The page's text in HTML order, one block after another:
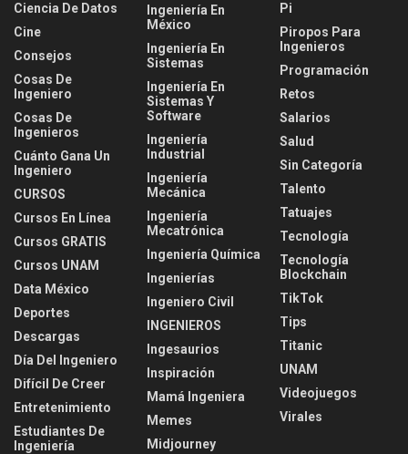
Ciencia De Datos
Cine
Consejos
Cosas De
Ingeniero
Cosas De
Ingenieros
Cuánto Gana Un
Ingeniero
CURSOS
Cursos En Línea
Cursos GRATIS
Cursos UNAM
Data México
Deportes
Descargas
Día Del Ingeniero
Difícil De Creer
Entretenimiento
Estudiantes De
Ingeniería
Ingeniería En
México
Ingeniería En
Sistemas
Ingeniería En
Sistemas Y
Software
Ingeniería
Industrial
Ingeniería
Mecánica
Ingeniería
Mecatrónica
Ingeniería Química
Ingenierías
Ingeniero Civil
INGENIEROS
Ingesaurios
Inspiración
Mamá Ingeniera
Memes
Midjourney
Pi
Piropos Para
Ingenieros
Programación
Retos
Salarios
Salud
Sin Categoría
Talento
Tatuajes
Tecnología
Tecnología
Blockchain
TikTok
Tips
Titanic
UNAM
Videojuegos
Virales